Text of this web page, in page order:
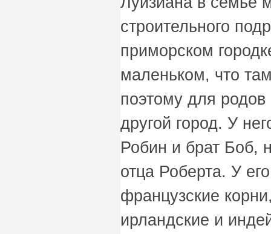
строительного
приморском
маленьком, что
поэтому для
другой город. У
Робин и брат Боб,
отца Роберта. У
французские
ирландские и